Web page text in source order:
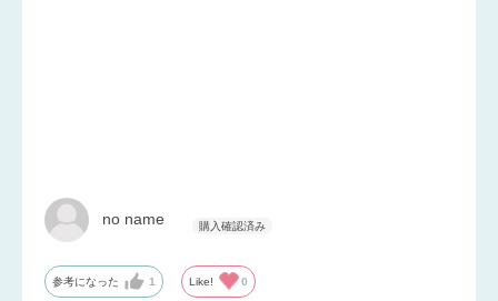
no name
参考になった 1 Like! 0